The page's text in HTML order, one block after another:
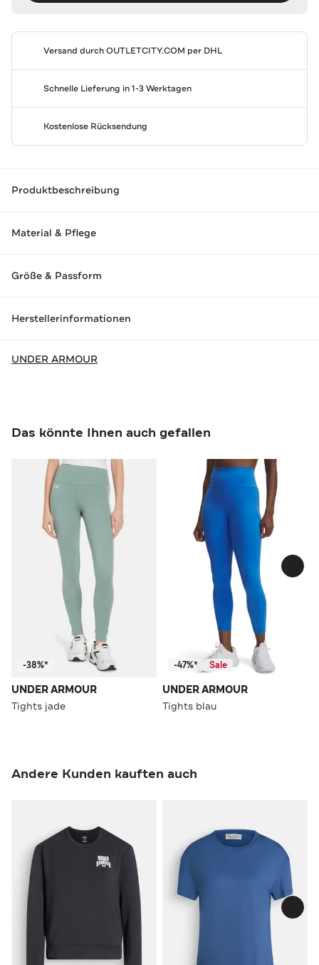
Versand durchOUTLETCITY.COM per DHL
Schnelle Lieferung in 1-3 Werktagen
Kostenlose Rücksendung
Produktbeschreibung
Material & Pflege
Größe & Passform
Herstellerinformationen
UNDER ARMOUR
Das könnte Ihnen auch gefallen
-38%*
UNDER ARMOUR
Tights jade
-47%* Sale
UNDER ARMOUR
Tights blau
Andere Kunden kauften auch